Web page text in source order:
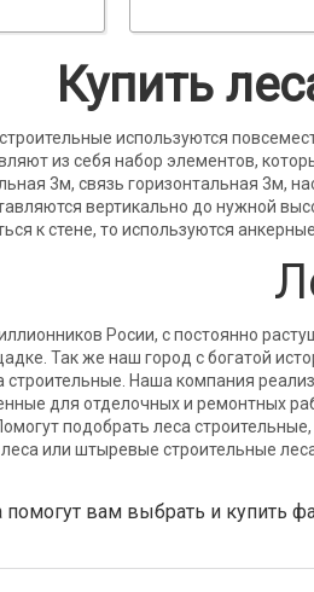
Купить
используются
из себя набор элементов,
3м, связь горизонтальная 3м,
вертикально до нужной
к стене, то используются
Росии, с постоянно
Так же наш город с богатой
Наша компания
для отделочных и ремонтных
подобрать леса
или штыревые строительные
вам выбрать и купить